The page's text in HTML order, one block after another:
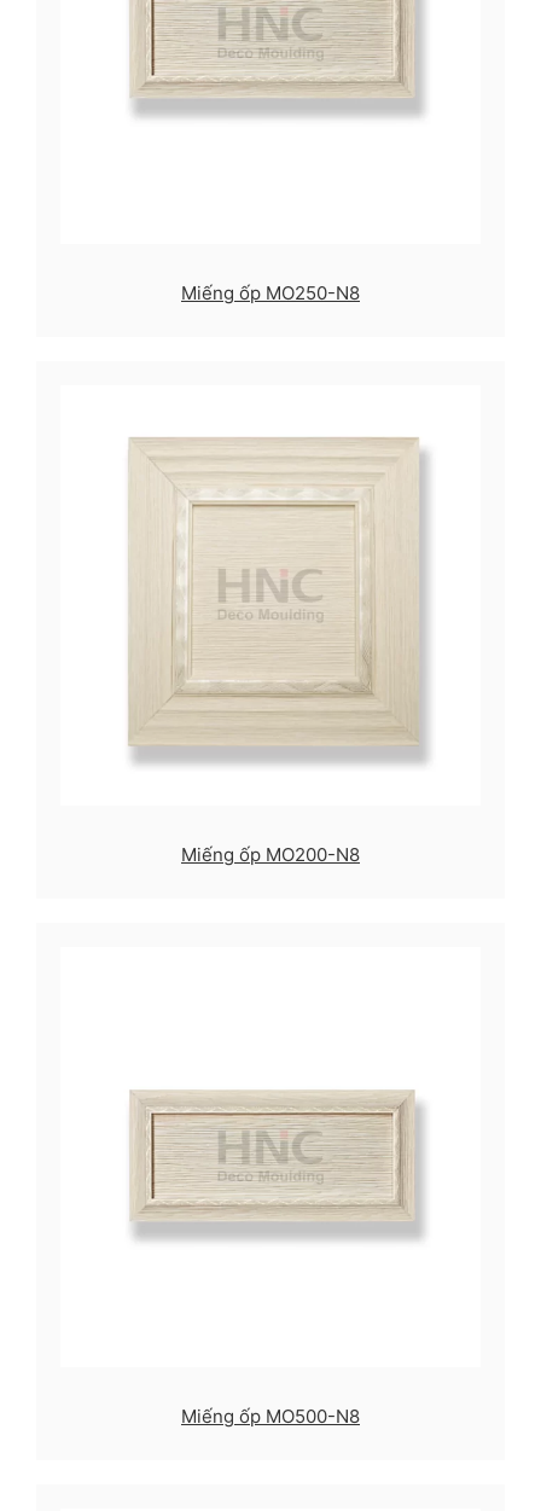
Miếng ốp MO250-N8
Miếng ốp MO200-N8
Miếng ốp MO500-N8